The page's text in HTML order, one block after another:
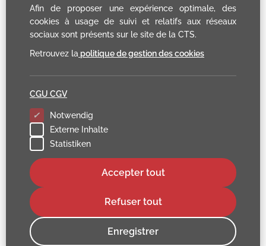
Afin de proposer une expérience optimale, des
cookies à usage de suivi et relatifs aux réseaux
sociaux sont présents sur le site de la CTS.
Retrouvez la politique de gestion des cookies
Notwendig
Externe Inhalte
Statistiken
Enregistrer
Refuser tout
Accepter tout
CGU CGV